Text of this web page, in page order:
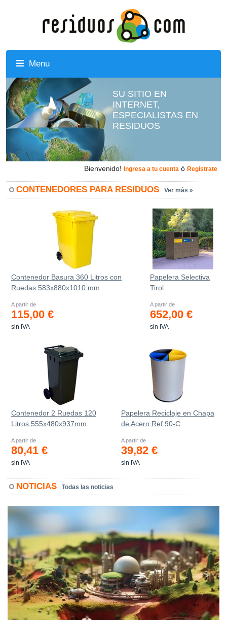
Menu
SU SITIO EN
INTERNET,
ESPECIALISTAS EN
RESIDUOS
Bienvenido! Ingresa a tu cuenta ó Registrate
CONTENEDORES PARA RESIDUOS Ver más »
Contenedor Basura 360 Litros con
Ruedas 583x880x1010 mm
A partir de
115,00 €
sin IVA
Papelera Selectiva
Tirol
A partir de
652,00 €
sin IVA
Contenedor 2 Ruedas 120
Litros 555х480х937mm
A partir de
80,41 €
sin IVA
Papelera Reciclaje en Chapa
de Acero Ref.90-C
A partir de
39,82 €
sin IVA
NOTICIAS Todas las noticias